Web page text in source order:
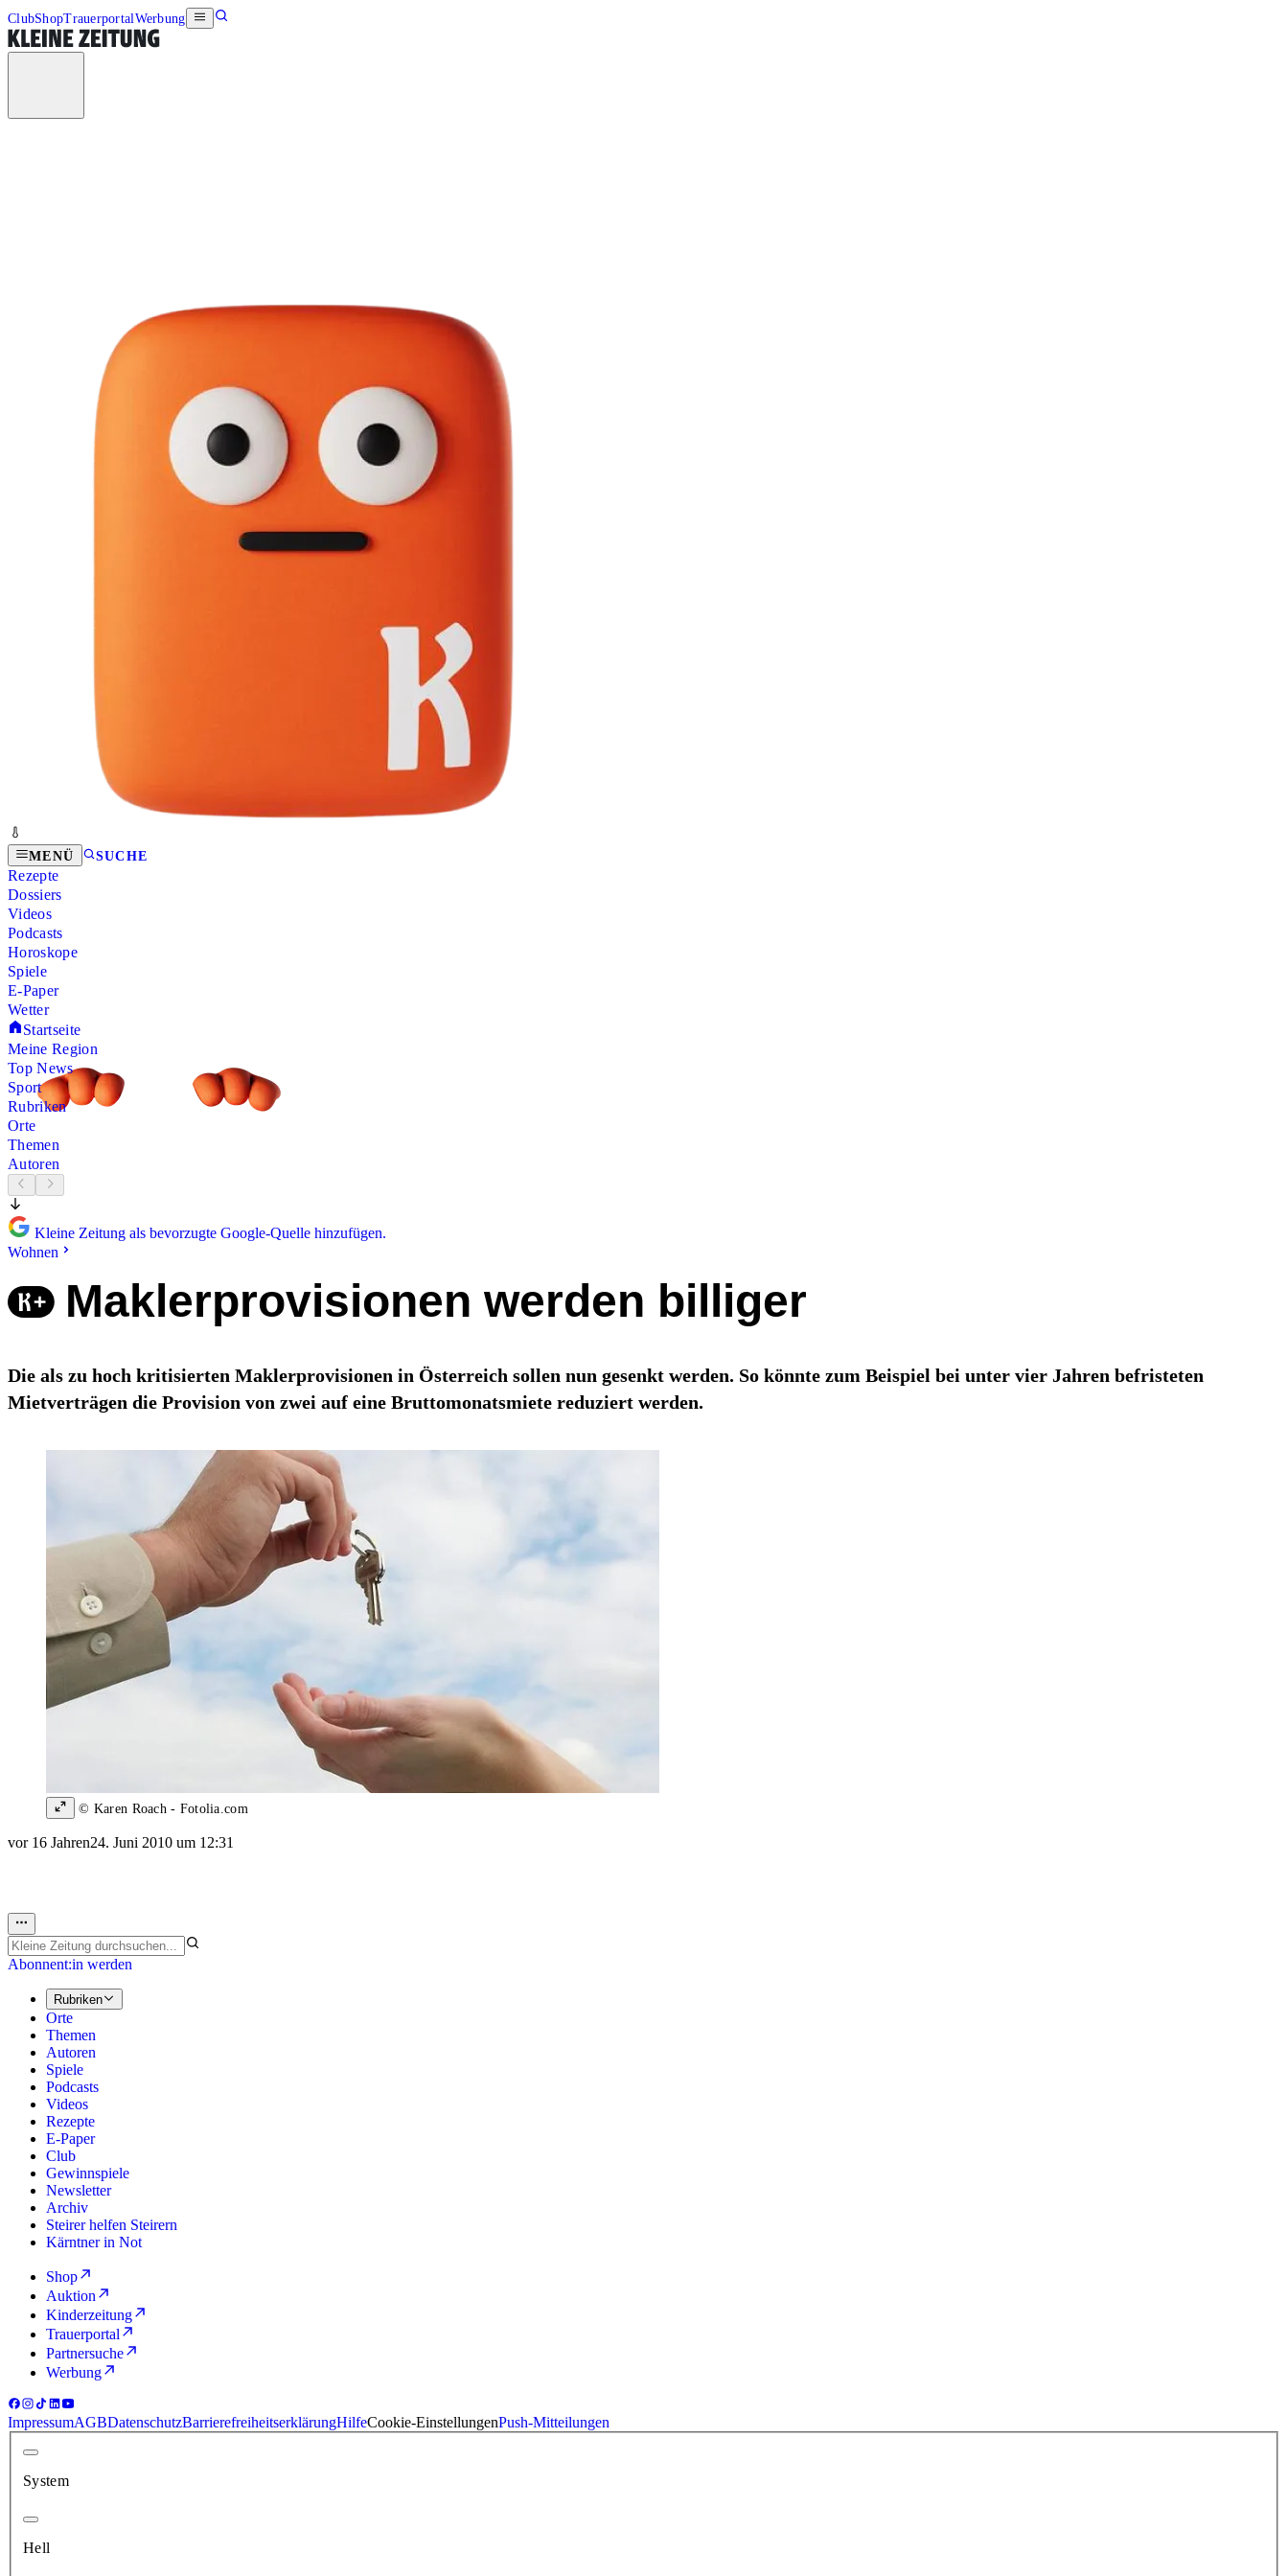
ClubShopTrauerportalWerbung
MENÜ SUCHE
Rezepte
Dossiers
Videos
Podcasts
Horoskope
Spiele
E-Paper
Wetter
Startseite
Meine Region
Top News
Sport
Rubriken
Orte
Themen
Autoren
Kleine Zeitung als bevorzugte Google-Quelle hinzufügen.
Wohnen
Maklerprovisionen werden billiger
Die als zu hoch kritisierten Maklerprovisionen in Österreich sollen nun gesenkt werden. So könnte zum Beispiel bei unter vier Jahren befristeten
Mietverträgen die Provision von zwei auf eine Bruttomonatsmiete reduziert werden.
© Karen Roach - Fotolia.com
vor 16 Jahren24. Juni 2010 um 12:31
Abonnent:in werden
Rubriken
Orte
Themen
Autoren
Spiele
Podcasts
Videos
Rezepte
E-Paper
Club
Gewinnspiele
Newsletter
Archiv
Steirer helfen Steirern
Kärntner in Not
Shop
Auktion
Kinderzeitung
Trauerportal
Partnersuche
Werbung
ImpressumAGBDatenschutzBarrierefreiheitserklärungHilfeCookie-EinstellungenPush-Mitteilungen
System
Hell